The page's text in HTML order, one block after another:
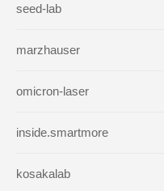
seed-lab
marzhauser
omicron-laser
inside.smartmore
kosakalab